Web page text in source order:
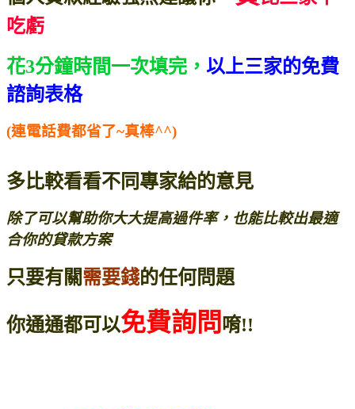
吃虧
花3分鐘時間一次填完， 以上三家的免費
諮詢表格
(連電話費都省了~真棒^^)
多比較看看不同專家給的意見
除了可以幫助你大大提高過件率， 也能比較出最適
合你的貸款方案
只要有關需要錢的任何問題
你通通都可以免費詢問 唷!!